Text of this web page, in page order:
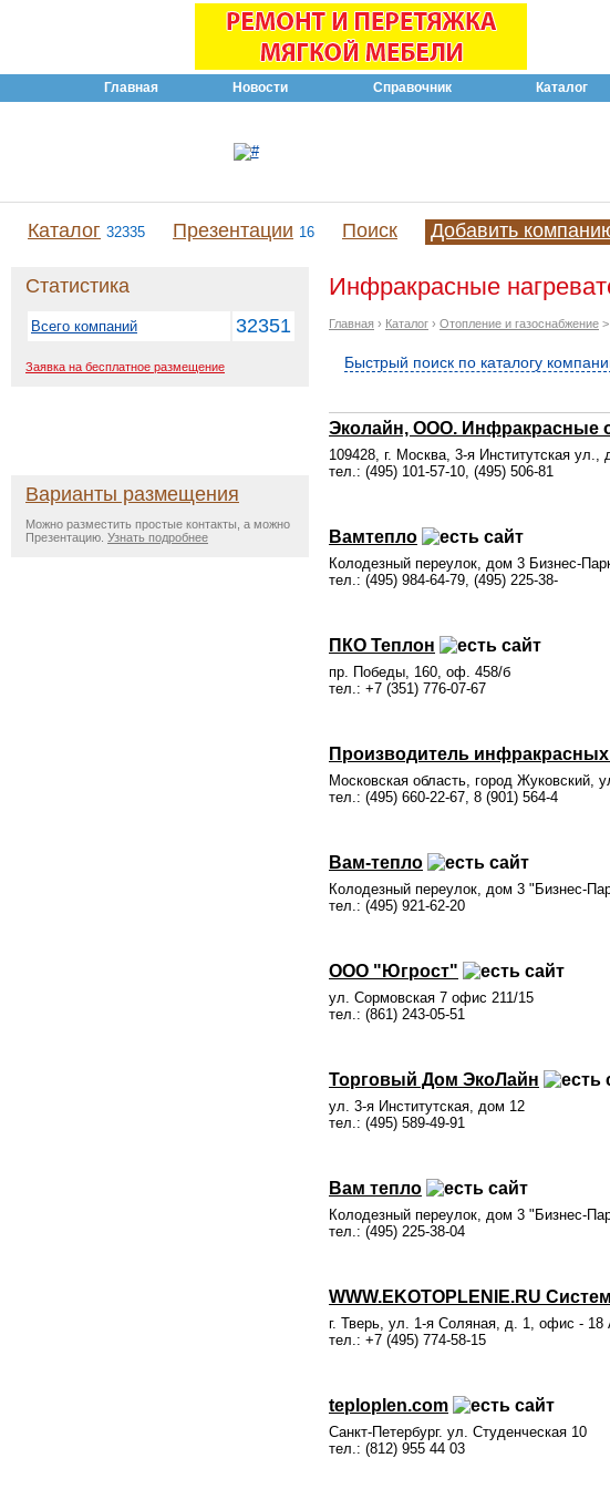
Главная Новости Справочник Каталог
Каталог 32335 Презентации 16 Поиск Добавить
Статистика
Всего компаний 32351
Заявка на бесплатное размещение
Варианты размещения
Можно разместить простые контакты, а можно
Презентацию. Узнать подробнее
Инфракрасные
Главная › Каталог › Отопление и газоснабжение
Быстрый поиск по каталогу
Эколайн, ООО. Инфракрасные
109428, г. Москва, 3-я Институтская ул.,
тел.: (495) 101-57-10, (495) 506-81
Вамтепло
Колодезный переулок, дом 3 Бизнес-
тел.: (495) 984-64-79, (495) 225-38-
ПКО Теплон
пр. Победы, 160, оф. 458/б
тел.: +7 (351) 776-07-67
Производитель
Московская область, город Жуковский,
тел.: (495) 660-22-67, 8 (901) 564-4
Вам-тепло
Колодезный переулок, дом 3 "Бизнес-
тел.: (495) 921-62-20
ООО "Югрост"
ул. Сормовская 7 офис 211/15
тел.: (861) 243-05-51
Торговый Дом ЭкоЛайн
ул. 3-я Институтская, дом 12
тел.: (495) 589-49-91
Вам тепло
Колодезный переулок, дом 3 "Бизнес-
тел.: (495) 225-38-04
WWW.EKOTOPLENIE.RU
г. Тверь, ул. 1-я Соляная, д. 1, офис - 18
тел.: +7 (495) 774-58-15
teploplen.com
Санкт-Петербург. ул. Студенческая 10
тел.: (812) 955 44 03